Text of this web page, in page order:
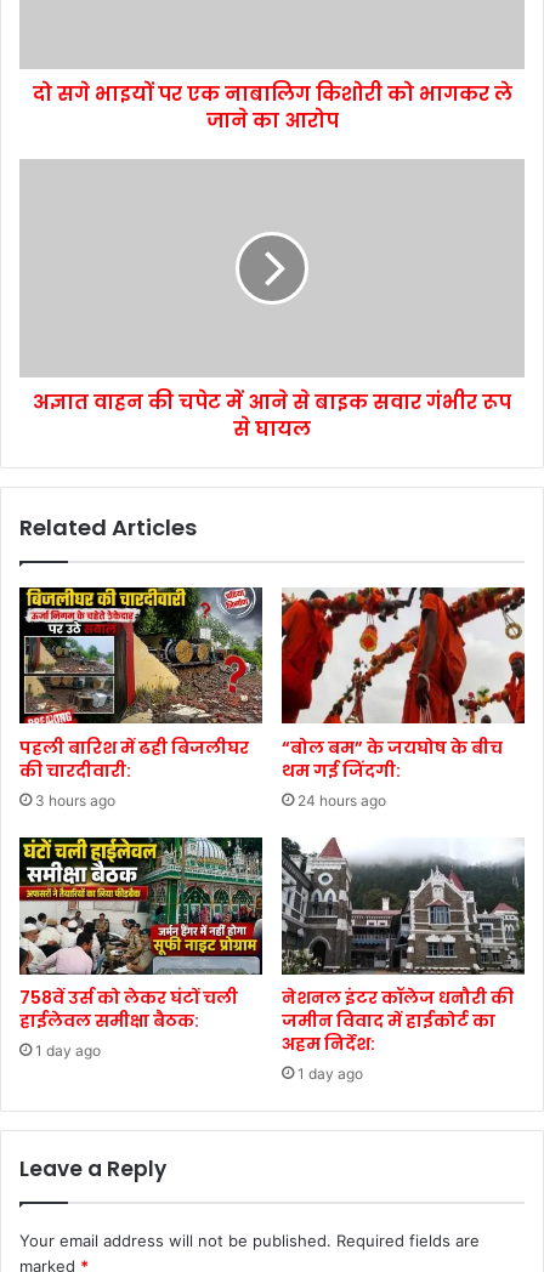
दो सगे भाइयों पर एक नाबालिग किशोरी को भागकर ले
जाने का आरोप
अज्ञात वाहन की चपेट में आने से बाइक सवार गंभीर रूप
से घायल
Related Articles
पहली बारिश में ढही बिजलीघर
की चारदीवारी:
3 hours ago
“बोल बम” के जयघोष के बीच
थम गई जिंदगी:
24 hours ago
758वें उर्स को लेकर घंटों चली
हाईलेवल समीक्षा बैठक:
1 day ago
नेशनल इंटर कॉलेज धनौरी की
जमीन विवाद में हाईकोर्ट का
अहम निर्देश:
1 day ago
Leave a Reply
Your email address will not be published. Required fields are
marked *